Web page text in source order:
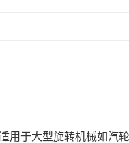
用于大型旋转机械如汽